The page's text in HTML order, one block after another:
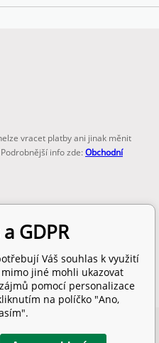
vracet platby ani jinak měnit
info zde:Obchodní
GDPR
Váš souhlas k využití
jiné mohli ukazovat
pomocí personalizace
na políčko "Ano,